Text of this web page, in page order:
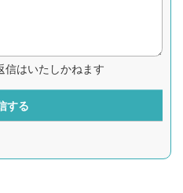
信はいたしかねます
する